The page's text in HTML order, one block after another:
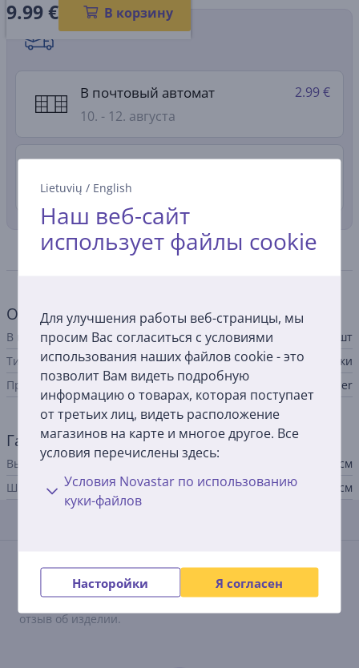
Lietuvių / English
Наш веб-сайт
использует файлы cookie
Для улучшения работы веб-страницы, мы
просим Вас согласиться с условиями
использования наших файлов cookie - это
позволит Вам видеть подробную
информацию о товарах, которая поступает
от третьих лиц, видеть расположение
магазинов на карте и многое другое. Все
условия перечислены здесь:
Условия Novastar по использованию
куки-файлов
Насторойки Я согласен
9.99€ В корзину
Способы доставки
В почтовый автомат
10. - 12. августа
2.99 €
10. - 12. августа
Спецификация
Общий параметр
В комплекте
400 шт
Тип аксессуара для принтера
этикетки
Производитель
Brother
Габариты
Высота
3,8 см
Ширина
9 см
Сейчас отзывов нет.
После совершения покупки откроется возможность
внести свой вклад и первым/первой оставить свой
отзыв об изделии.